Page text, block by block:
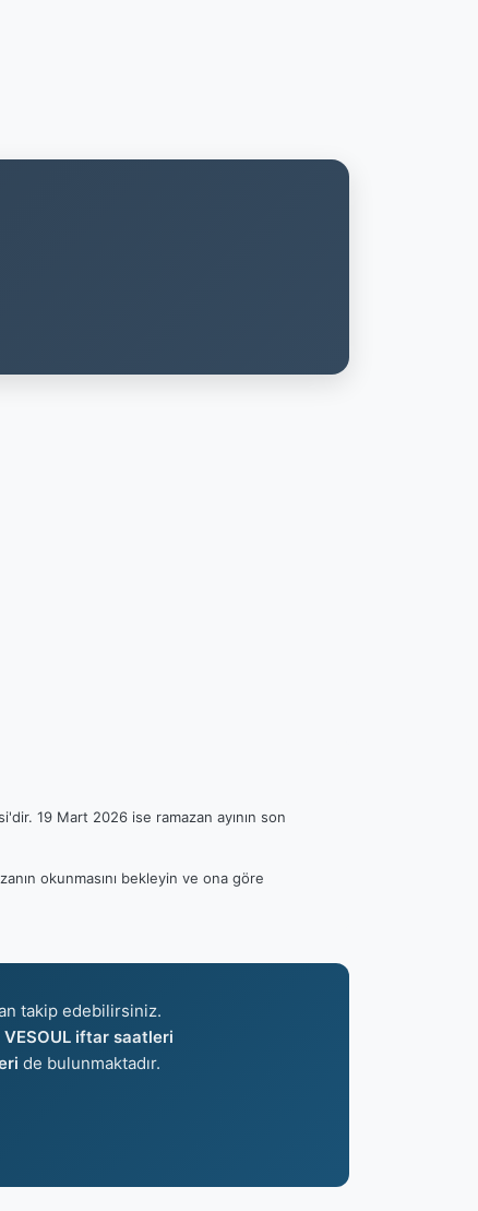
19 Mart 2026 ise ramazan ayının son
okunmasını bekleyin ve ona göre
takip edebilirsiniz.
VESOUL iftar saatleri
de bulunmaktadır.